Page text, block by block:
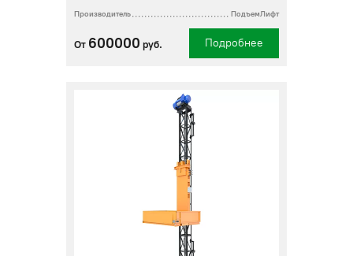
Производитель ПодъемЛифт
От 600000 руб. Подробнее